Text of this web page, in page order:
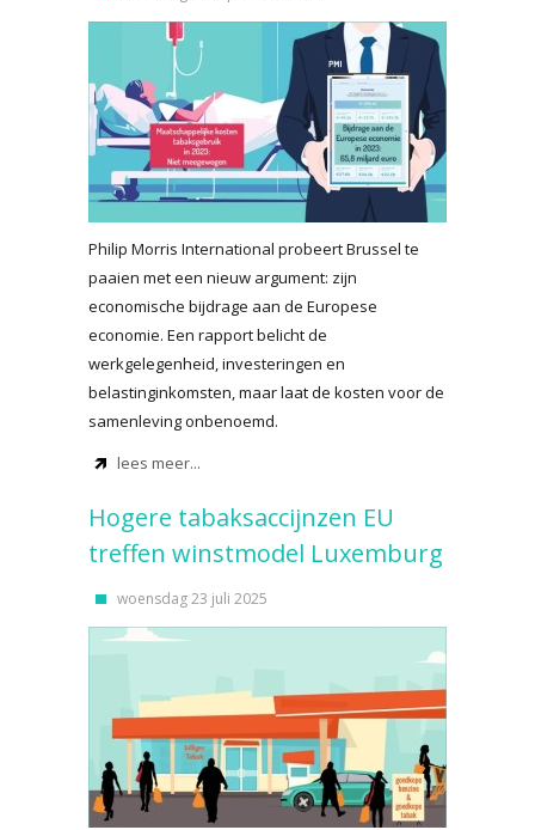
Philip Morris International probeert Brussel te
paaien met een nieuw argument: zijn
economische bijdrage aan de Europese
economie. Een rapport belicht de
werkgelegenheid, investeringen en
belastinginkomsten, maar laat de kosten voor de
samenleving onbenoemd.
lees meer...
Hogere tabaksaccijnzen EU
treffen winstmodel Luxemburg
woensdag 23 juli 2025